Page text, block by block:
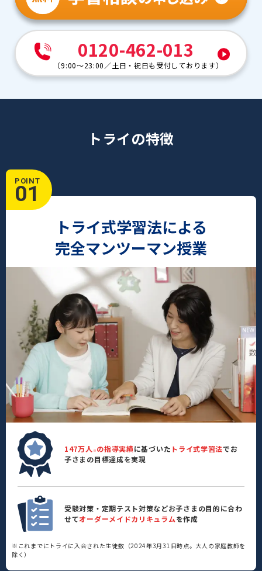
0120-462-013
（9:00～23:00 ／土日・祝日も受付しております）
トライの特徴
POINT
01
トライ式学習法による
完全マンツーマン授業
147万人 ※ の指導実績に基づいた トライ式学習法でお
子さまの目標達成を実現
受験対策・定期テスト対策などお子さまの目的に合わ
せてオーダーメイドカリキュラムを作成
※これまでにトライに入会された生徒数（2024年3月31日時点。大人の家庭教師を
除く）